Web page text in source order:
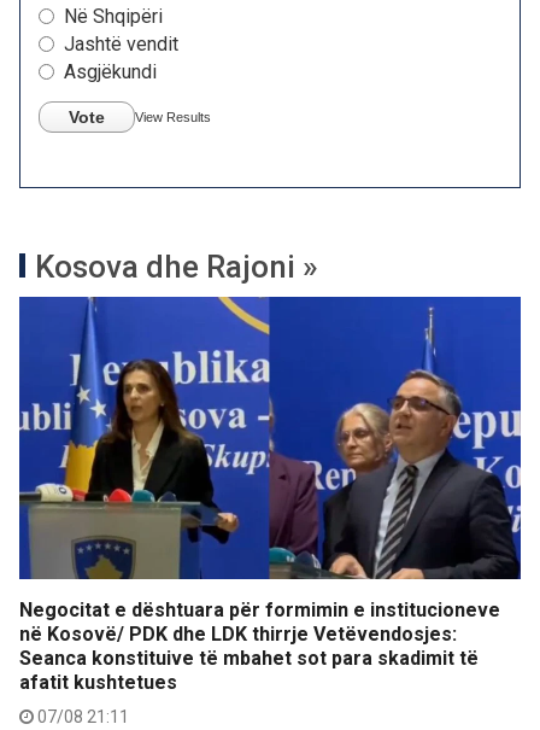
Në Shqipëri
Jashtë vendit
Asgjëkundi
Vote View Results
Kosova dhe Rajoni »
Negocitat e dështuara për formimin e institucioneve
në Kosovë/ PDK dhe LDK thirrje Vetëvendosjes:
Seanca konstituive të mbahet sot para skadimit të
afatit kushtetues
07/08 21:11